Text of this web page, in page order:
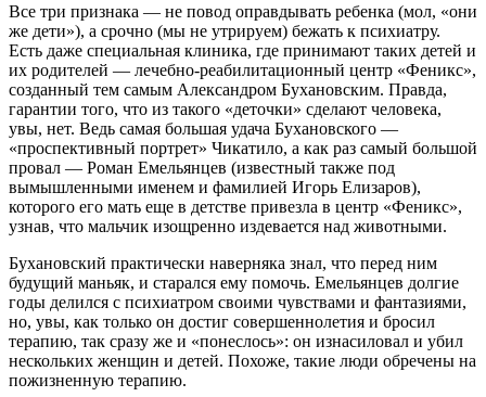
Все три признака — не повод оправдывать ребенка (мол, «они
же дети»), а срочно (мы не утрируем) бежать к психиатру.
Есть даже специальная клиника, где принимают таких детей и
их родителей — лечебно-реабилитационный центр «Феникс»,
созданный тем самым Александром Бухановским. Правда,
гарантии того, что из такого «деточки» сделают человека,
увы, нет. Ведь самая большая удача Бухановского —
«проспективный портрет» Чикатило, а как раз самый большой
провал — Роман Емельянцев (известный также под
вымышленными именем и фамилией Игорь Елизаров),
которого его мать еще в детстве привезла в центр «Феникс»,
узнав, что мальчик изощренно издевается над животными.
Бухановский практически наверняка знал, что перед ним
будущий маньяк, и старался ему помочь. Емельянцев долгие
годы делился с психиатром своими чувствами и фантазиями,
но, увы, как только он достиг совершеннолетия и бросил
терапию, так сразу же и «понеслось»: он изнасиловал и убил
нескольких женщин и детей. Похоже, такие люди обречены на
пожизненную терапию.